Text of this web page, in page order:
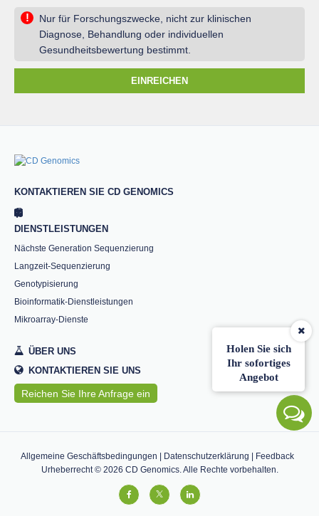
Holen Sie sich
Ihr sofortiges
Angebot
!
Nur für Forschungszwecke, nicht zur klinischen
Diagnose, Behandlung oder individuellen
Gesundheitsbewertung bestimmt.
EINREICHEN
KONTAKTIEREN SIE CD GENOMICS
DIENSTLEISTUNGEN
Nächste Generation Sequenzierung
Langzeit-Sequenzierung
Genotypisierung
Bioinformatik-Dienstleistungen
Mikroarray-Dienste
ÜBER UNS
KONTAKTIEREN SIE UNS
Reichen Sie Ihre Anfrage ein
Allgemeine Geschäftsbedingungen | Datenschutzerklärung | Feedback
Urheberrecht © 2026 CD Genomics. Alle Rechte vorbehalten.